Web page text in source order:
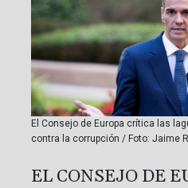
El Consejo de Europa crítica las
contra la corrupción / Foto: Jaime
EL CONSEJO DE